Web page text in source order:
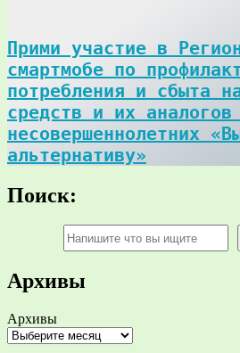
Прими участие в
смартмобе по
потребления и сбыта
средств и их аналогов
несовершеннолетних
альтернативу»
Поиск:
Архивы
Архивы